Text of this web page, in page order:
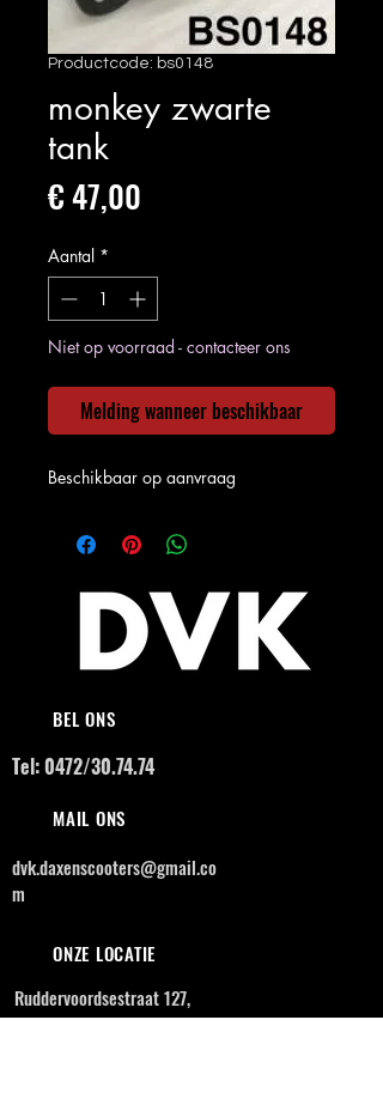
Productcode: bs0148
monkey zwarte
tank
€ 47,00
Aantal *
Niet op voorraad - contacteer ons
Melding wanneer beschikbaar
Beschikbaar op aanvraag
BEL ONS
Tel: 0472/30.74.74
MAIL ONS
dvk.daxenscooters@gmail.co
m
ONZE LOCATIE
Ruddervoordsestraat 127,
8210 Zedelgem